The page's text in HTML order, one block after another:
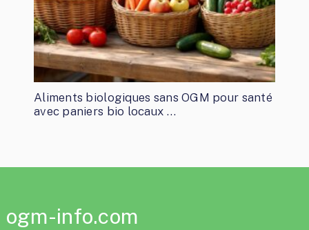
Aliments biologiques sans OGM pour santé
avec paniers bio locaux …
ogm-info.com